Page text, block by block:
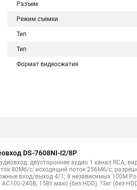
Разъем
Режим съемки
Тип
Тип
Формат видеосжатия
DS-7608NI-I2/8P
двустороннее аудио 1 канал RCA;
80Мб/с; исходящий поток 256Мб/с;
вход/выход 4/1; 8 независимых 100M
240В; 15Вт макс (без HDD), ?3кг (без